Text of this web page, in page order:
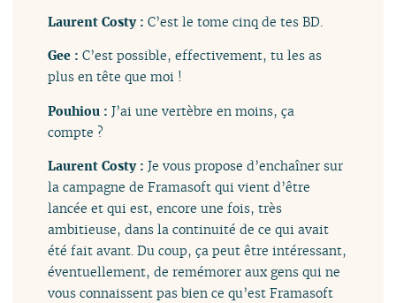
Laurent Costy :C’est le tome cinq de tes BD.
Gee :C’est possible, effectivement, tu les as
plus en tête que moi !
Pouhiou :J’ai une vertèbre en moins, ça
compte ?
Laurent Costy :Je vous propose d’enchaîner sur
la campagne de Framasoft qui vient d’être
lancée et qui est, encore une fois, très
ambitieuse, dans la continuité de ce qui avait
été fait avant. Du coup, ça peut être intéressant,
éventuellement, de remémorer aux gens qui ne
vous connaissent pas bien ce qu’est Framasoft